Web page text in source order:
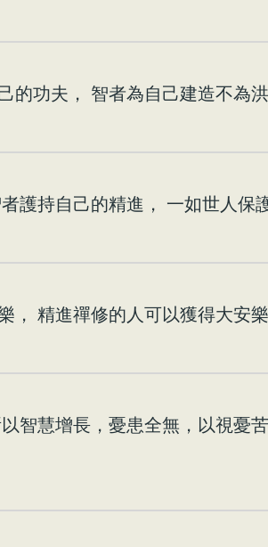
的功夫， 智者為自己建造不為
護持自己的精進， 一如世人保
， 精進禪修的人可以獲得大安樂
智慧增長，憂患全無，以視憂